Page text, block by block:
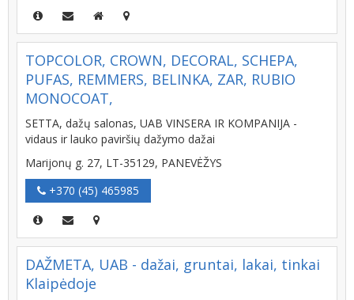
TOPCOLOR, CROWN, DECORAL, SCHEPA,
PUFAS, REMMERS, BELINKA, ZAR, RUBIO
MONOCOAT,
SETTA, dažų salonas, UAB VINSERA IR KOMPANIJA -
vidaus ir lauko paviršių dažymo dažai
Marijonų g. 27, LT-35129, PANEVĖŽYS
+370 (45) 465985
DAŽMETA, UAB - dažai, gruntai, lakai, tinkai
Klaipėdoje